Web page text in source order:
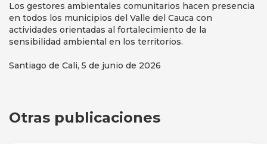
Los gestores ambientales comunitarios hacen presencia
en todos los municipios del Valle del Cauca con
actividades orientadas al fortalecimiento de la
sensibilidad ambiental en los territorios.
Santiago de Cali, 5 de junio de 2026
Otras publicaciones